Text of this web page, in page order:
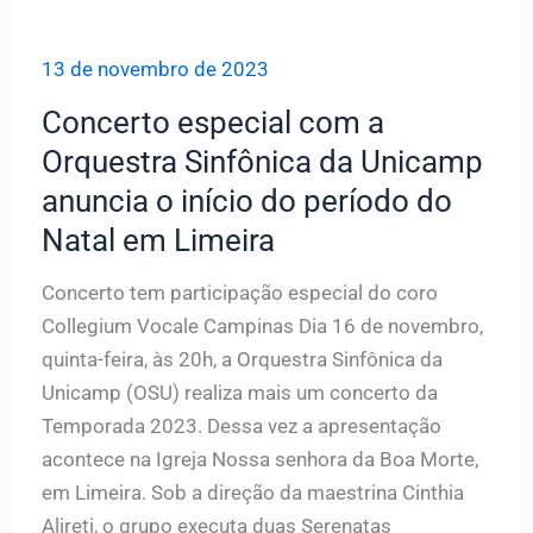
13 de novembro de 2023
Concerto especial com a
Orquestra Sinfônica da Unicamp
anuncia o início do período do
Natal em Limeira
Concerto tem participação especial do coro
Collegium Vocale Campinas Dia 16 de novembro,
quinta-feira, às 20h, a Orquestra Sinfônica da
Unicamp (OSU) realiza mais um concerto da
Temporada 2023. Dessa vez a apresentação
acontece na Igreja Nossa senhora da Boa Morte,
em Limeira. Sob a direção da maestrina Cinthia
Alireti, o grupo executa duas Serenatas